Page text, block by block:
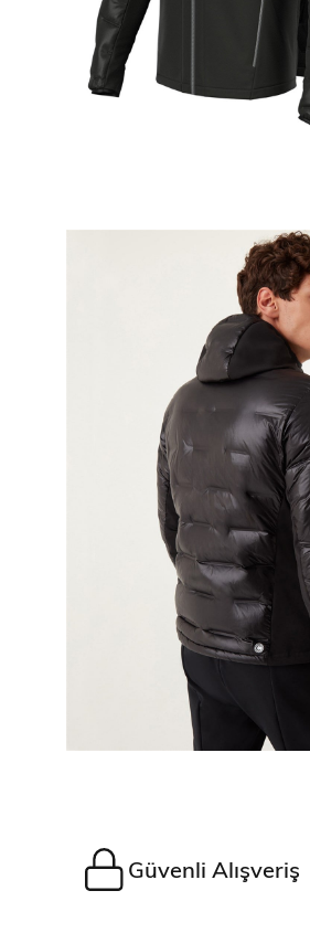
Güvenli Alışveriş